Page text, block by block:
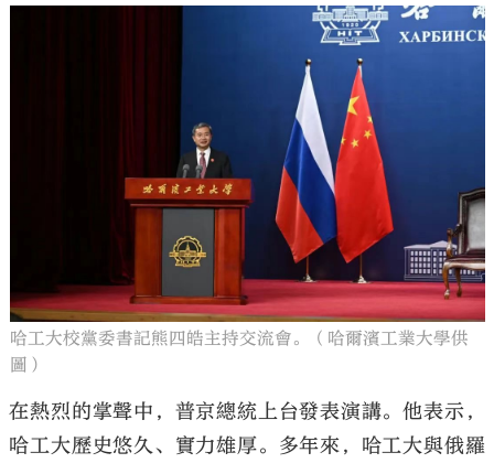
哈工大校黨委書記熊四皓主持交流會。（哈爾濱工業大學供
圖）
在熱烈的掌聲中，普京總統上台發表演講。他表示，
哈工大歷史悠久、實力雄厚。多年來，哈工大與俄羅